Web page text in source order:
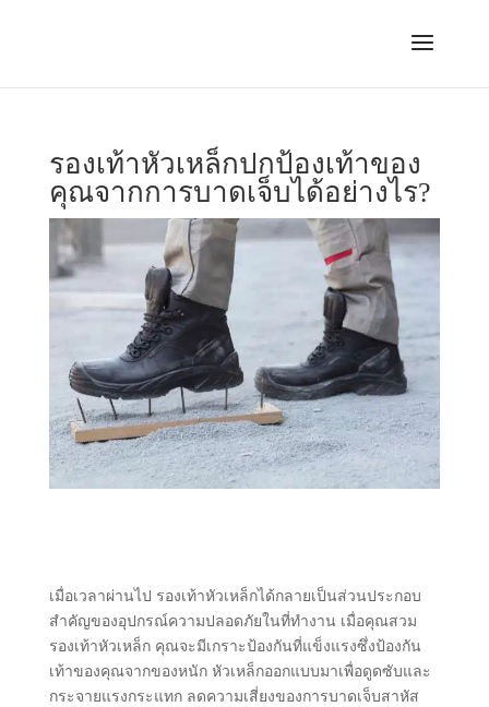
รองเท้าหัวเหล็กปกป้องเท้าของ
คุณจากการบาดเจ็บได้อย่างไร?
เมื่อเวลาผ่านไป รองเท้าหัวเหล็กได้กลายเป็นส่วนประกอบ
สําคัญของอุปกรณ์ความปลอดภัยในที่ทํางาน เมื่อคุณสวม
รองเท้าหัวเหล็ก คุณจะมีเกราะป้องกันที่แข็งแรงซึ่งป้องกัน
เท้าของคุณจากของหนัก หัวเหล็กออกแบบมาเพื่อดูดซับและ
กระจายแรงกระแทก ลดความเสี่ยงของการบาดเจ็บสาหัส